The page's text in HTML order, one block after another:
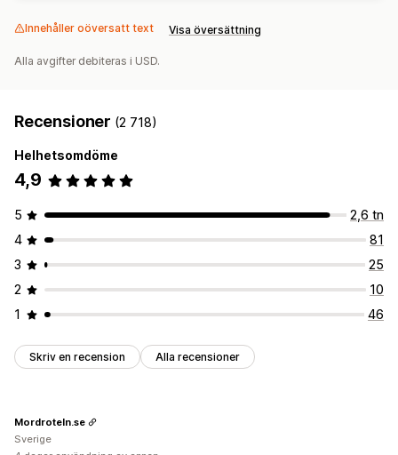
Innehåller oöversatt text Visa översättning
Alla avgifter debiteras i USD.
Recensioner (2 718)
Helhetsomdöme
4,9
5
2,6 tn
4
81
3
25
2
10
1
46
Skriv en recension Alla recensioner
Mordroteln.se
Sverige